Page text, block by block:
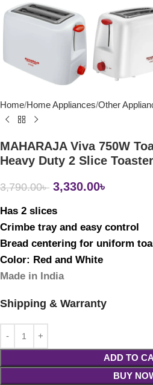
Home Home Appliances Other
MAHARAJA Viva 750W
Heavy Duty 2 Slice Toaster
3,790.00৳ 3,330.00৳
Has 2 slices
Crimbe tray and easy control
Bread centering for uniform
Color: Red and White
Made in India
Shipping & Warranty
ADD TO
BUY